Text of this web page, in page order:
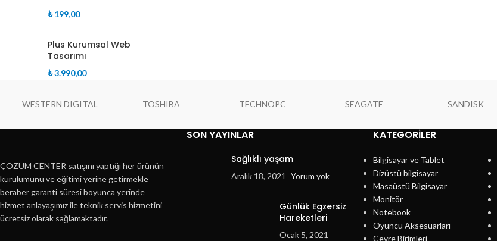
₺199,00
Plus Kurumsal Web
Tasarımı
₺3.990,00
WESTERN DIGITAL TOSHIBA TECHNOPC SEAGATE SANDISK
ÇÖZÜM CENTER satışını yaptığı her ürünün
kurulumunu ve eğitimi yerine getirmekle
beraber garanti süresi boyunca yerinde
hizmet anlayaşımız ile teknik servis hizmetini
ücretsiz olarak sağlamaktadır.
SON YAYINLAR
Sağlıklı yaşam
Aralık 18, 2021 Yorum yok
Günlük Egzersiz
Hareketleri
Ocak 5, 2021
KATEGORILER
Bilgisayar ve Tablet
Dizüstü bilgisayar
Masaüstü Bilgisayar
Monitör
Notebook
Oyuncu Aksesuarları
Çevre Birimleri